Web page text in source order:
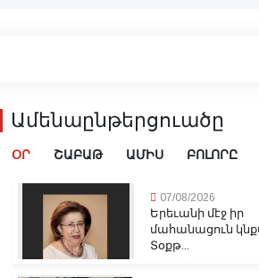
Ամենաընթերցուածը
ՕՐ ՇԱԲԱԹ ԱՄԻՍ ԲՈԼՈՐԸ
07/08/2026
Երեւանի մէջ իր
մահանացուն
Տօքթ...